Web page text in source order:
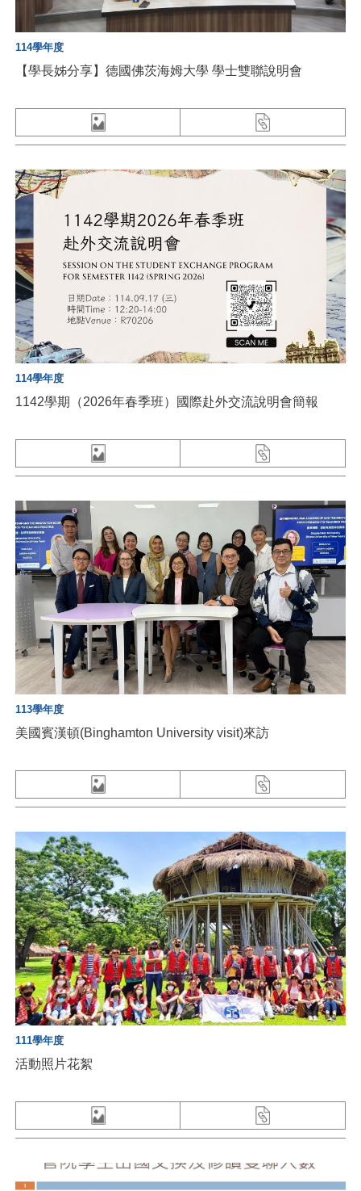
114學年度
【學長姊分享】德國佛茨海姆大學 學士雙聯說明會
114學年度
1142學期（2026年春季班）國際赴外交流說明會簡報
113學年度
美國賓漢頓(Binghamton University visit)來訪
111學年度
活動照片花絮